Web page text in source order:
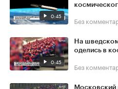
0:45 Без
0:45
На
оделись в
Без
Московский